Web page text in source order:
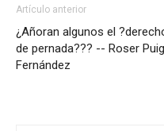
Artículo anterior
¿Añoran algunos el
de pernada??? -- Roser Puig
Fernández